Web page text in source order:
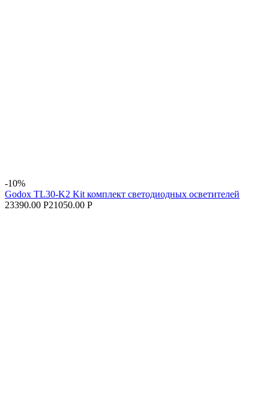
-10%
Godox TL30-K2 Kit комплект светодиодных осветителей
23390.00 Р21050.00 Р